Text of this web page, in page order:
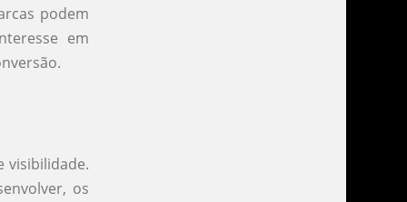
podem
em
visibilidade.
os